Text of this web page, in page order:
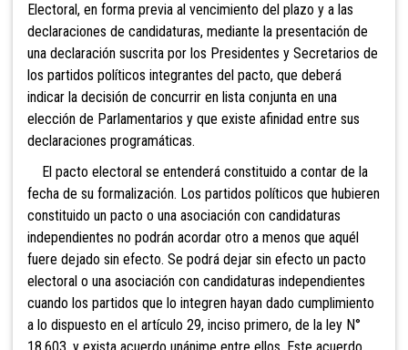
Electoral, en forma previa al vencimiento del plazo y a las
declaraciones de candidaturas, mediante la presentación de
una declaración suscrita por los Presidentes y Secretarios de
los partidos políticos integrantes del pacto, que deberá
indicar la decisión de concurrir en lista conjunta en una
elección de Parlamentarios y que existe afinidad entre sus
declaraciones programáticas.
El pacto electoral se entenderá constituido a contar de la
fecha de su formalización. Los partidos políticos que hubieren
constituido un pacto o una asociación con candidaturas
independientes no podrán acordar otro a menos que aquél
fuere dejado sin efecto. Se podrá dejar sin efecto un pacto
electoral o una asociación con candidaturas independientes
cuando los partidos que lo integren hayan dado cumplimiento
a lo dispuesto en el artículo 29, inciso primero, de la ley N°